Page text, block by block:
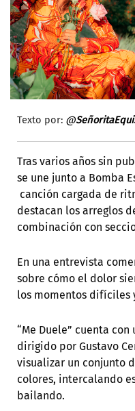
Texto por: @
Tras varios años sin
se une junto a Bomba
canción cargada de
destacan los arreglos
combinación con
En una entrevista
sobre cómo el dolor
los momentos difíciles
“Me Duele” cuenta
dirigido por Gustavo
visualizar un conjunto
colores, intercalando
bailando.